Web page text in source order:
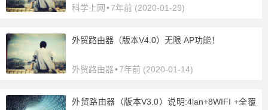
科学上网 •7年前 (2020-01-29)
外贸路由器（版本V4.0）无限 AP功能！
外贸路由器•7年前 (2020-01-14)
外贸路由器（版本V3.0）说明:4lan+8WIFI +全覆